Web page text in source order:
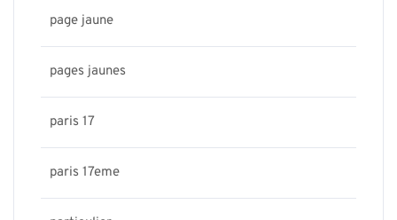
page jaune
pages jaunes
paris 17
paris 17eme